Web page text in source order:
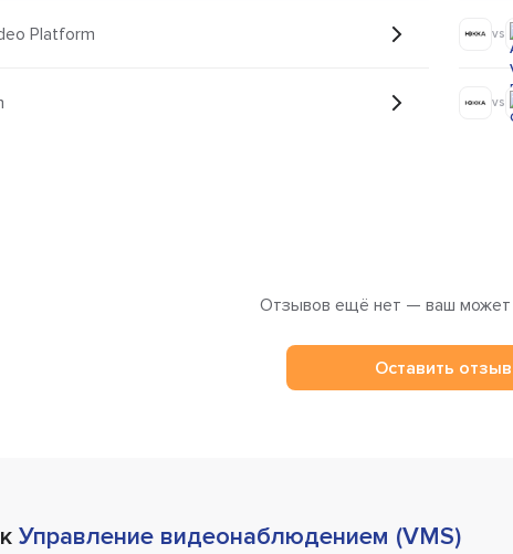
Platform vs
vs
Отзывов ещё нет — ваш может
Оставить отзыв
Управление видеонаблюдением (VMS)